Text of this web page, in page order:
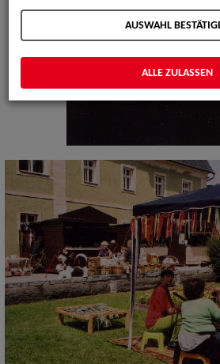
AUSWAHL
ALLE ZULASSEN